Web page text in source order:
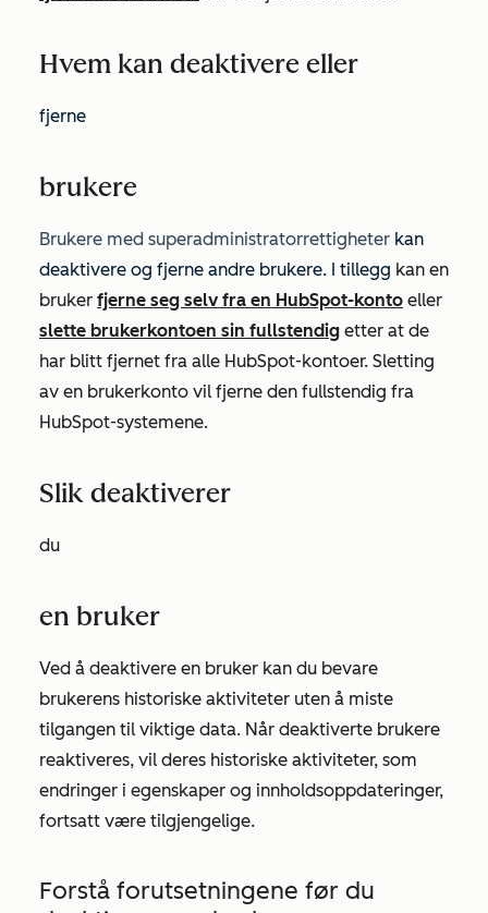
Hvem kan deaktivere eller
fjerne
brukere
Brukere med superadministratorrettigheter kan
deaktivere og fjerne andre brukere. I tillegg kan en
bruker fjerne seg selv fra en HubSpot-konto eller
slette brukerkontoen sin fullstendig etter at de
har blitt fjernet fra alle HubSpot-kontoer. Sletting
av en brukerkonto vil fjerne den fullstendig fra
HubSpot-systemene.
Slik deaktiverer
du
en bruker
Ved å deaktivere en bruker kan du bevare
brukerens historiske aktiviteter uten å miste
tilgangen til viktige data. Når deaktiverte brukere
reaktiveres, vil deres historiske aktiviteter, som
endringer i egenskaper og innholdsoppdateringer,
fortsatt være tilgjengelige.
Forstå forutsetningene før du